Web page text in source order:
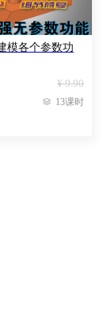
模各个参数功
¥ 9.90
 13课时